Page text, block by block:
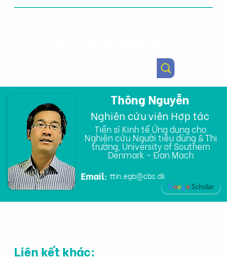
Thông Nguyễn
Nghiên cứu viên Hợp tác
Tiến sĩ Kinh tế Ứng dụng cho
Nghiên cứu Người tiêu dùng & Thị
trường, University of Southern
Denmark - Đan Mạch
Email: ttin.egb@cbs.dk
Liên kết khác: